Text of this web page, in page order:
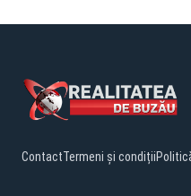
ContactTermeni și condiții